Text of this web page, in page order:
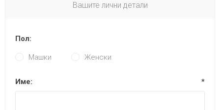
Вашите лични детали
Пол:
Машки Женски
Име: *